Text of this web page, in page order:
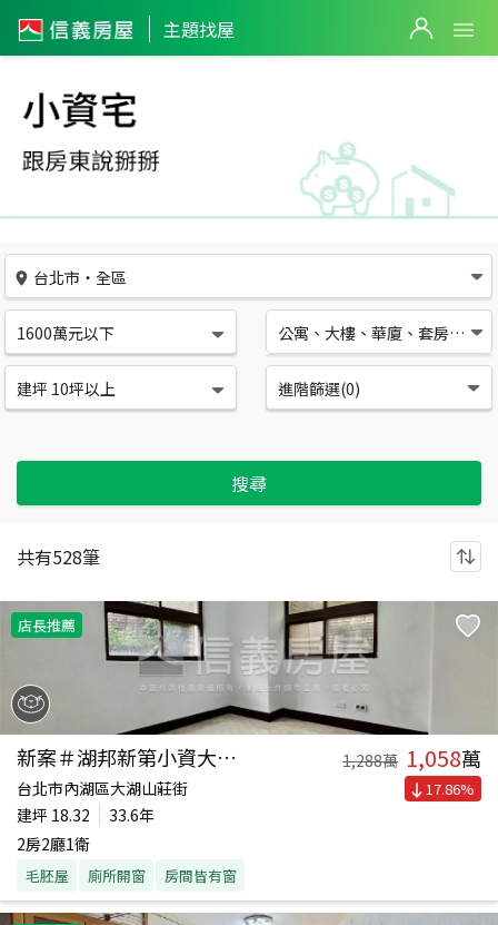
主題找屋
台北市 ・ 全區
1600萬元以下 公寓、大樓、華廈、套房、別墅/透天
建坪 10坪以上 進階篩選(0)
搜尋
共有528筆
店長推薦
新案＃湖邦新第小資大空間 1,288萬 1,058萬
台北市內湖區大湖山莊街
建坪 18.32
33.6年
2房2廳1衛
毛胚屋 廁所開窗 房間皆有窗
17.86%